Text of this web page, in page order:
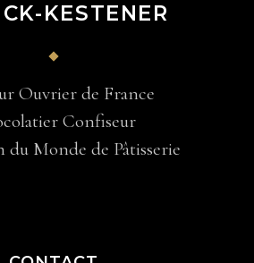
KESTENER
Ouvrier de France
Confiseur
du Monde de Pâtisserie